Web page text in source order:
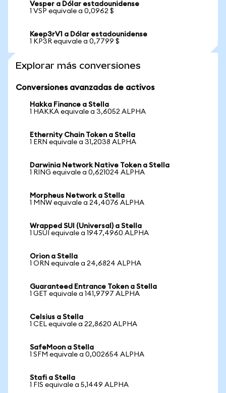
Vesper a Dólar estadounidense
1 VSP equivale a 0,0962 $
Keep3rV1 a Dólar estadounidense
1 KP3R equivale a 0,7799 $
Explorar más conversiones
Conversiones avanzadas de activos
Hakka Finance a Stella
1 HAKKA equivale a 3,6052 ALPHA
Ethernity Chain Token a Stella
1 ERN equivale a 31,2038 ALPHA
Darwinia Network Native Token a Stella
1 RING equivale a 0,621024 ALPHA
Morpheus Network a Stella
1 MNW equivale a 24,4076 ALPHA
Wrapped SUI (Universal) a Stella
1 USUI equivale a 1947,4960 ALPHA
Orion a Stella
1 ORN equivale a 24,6824 ALPHA
Guaranteed Entrance Token a Stella
1 GET equivale a 141,9797 ALPHA
Celsius a Stella
1 CEL equivale a 22,8620 ALPHA
SafeMoon a Stella
1 SFM equivale a 0,002654 ALPHA
Stafi a Stella
1 FIS equivale a 5,1449 ALPHA